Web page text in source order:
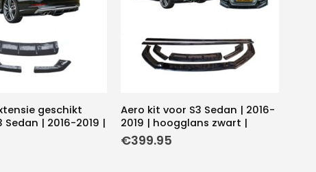
geschikt
Sedan | 2016-2019 |
Aero kit voor S3 Sedan | 2016-
2019 | hoogglans zwart |
€399.95